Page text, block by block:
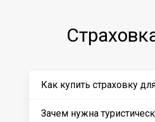
Как купить страховку
Зачем нужна